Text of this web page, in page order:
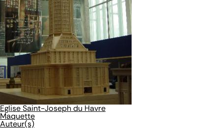
Eglise Saint-Joseph du Havre
Maquette
Auteur(s)